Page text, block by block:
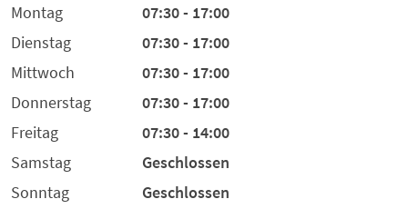
Montag
07:30 - 17:00
Dienstag
07:30 - 17:00
Mittwoch
07:30 - 17:00
Donnerstag
07:30 - 17:00
Freitag
07:30 - 14:00
Samstag
Geschlossen
Sonntag
Geschlossen